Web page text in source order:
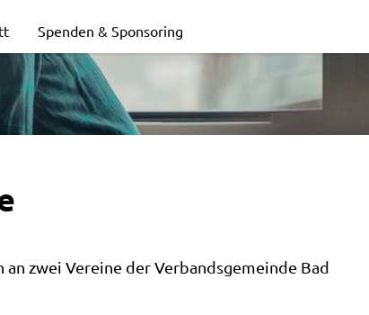
Spenden & Sponsoring
an zwei Vereine der Verbandsgemeinde Bad